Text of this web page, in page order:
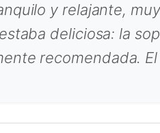
y relajante,
deliciosa: la
recomendada.